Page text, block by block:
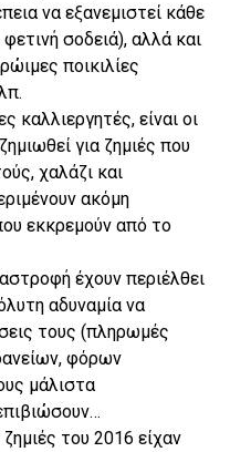
να εξανεμιστεί κάθε
σοδειά), αλλά και
ποικιλίες
καλλιεργητές, είναι οι
για ζημιές που
χαλάζι και
ακόμη
εκκρεμούν από το
έχουν περιέλθει
αδυναμία να
τους (πληρωμές
φόρων
μάλιστα
του 2016 είχαν